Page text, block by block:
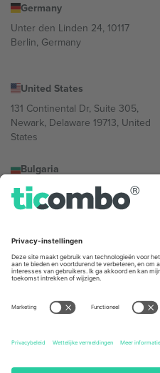
Germany
Unter den Linden 24, 10117
Berlin, Germany
United States
131 Continental Dr, Suite 305,
Newark, Delaware 19713, United
States
Bulgaria
Regus Sofia City West, bul
Totleben 53-55, 1606 Sofia,
Mexico
Av Chapultepec 360, Roma
Norte, Cuauhtémoc, 06700
Ciudad de México, CDMX,
Mexico
De juridische entiteit van de
domein. Kijk voor meer